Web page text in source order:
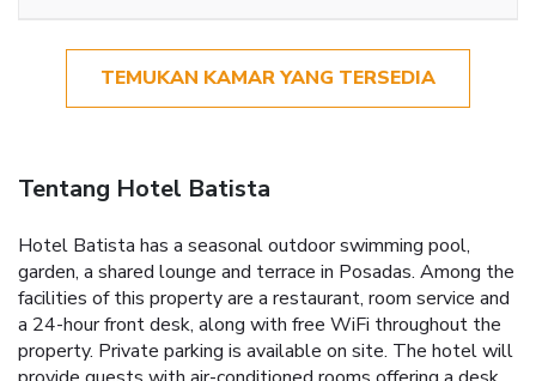
TEMUKAN KAMAR YANG TERSEDIA
Tentang Hotel Batista
Hotel Batista has a seasonal outdoor swimming pool,
garden, a shared lounge and terrace in Posadas. Among the
facilities of this property are a restaurant, room service and
a 24-hour front desk, along with free WiFi throughout the
property. Private parking is available on site. The hotel will